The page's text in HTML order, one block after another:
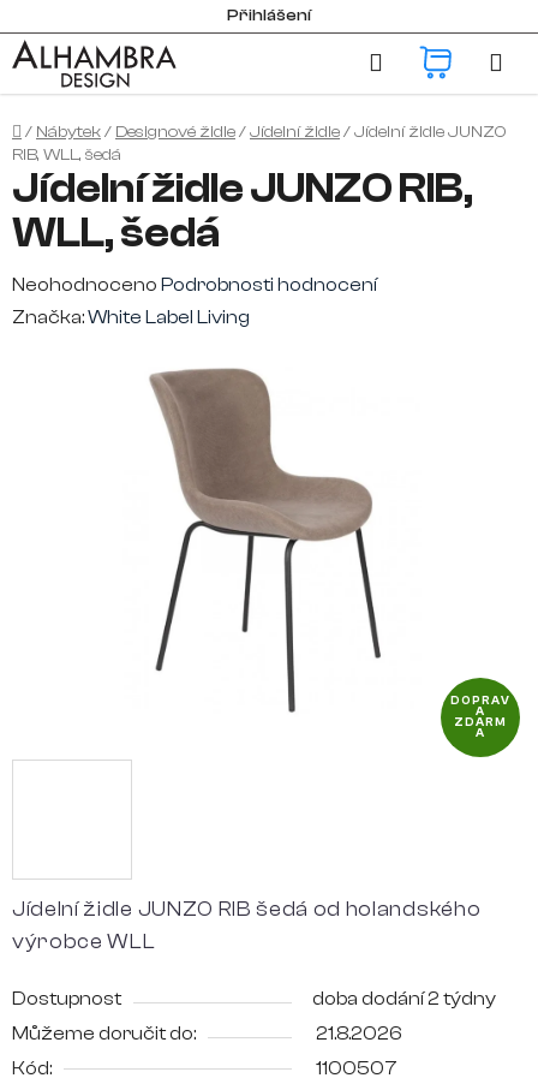
na
obsah
Přihlášení
Hledat
Domů
/ Nábytek/ Designové židle/Jídelní židle/Jídelní židle JUNZO
RIB, WLL, šedá
Jídelní židle JUNZO RIB šedá od holandského
výrobce WLL
Dostupnost
doba dodání 2 týdny
Můžeme doručit do:
21.8.2026
Kód:
1100507
Jídelní židle JUNZO RIB,
WLL, šedá
Průměrné
hodnocení
Neohodnoceno Podrobnosti hodnocení
Značka:White Label Living
DOPRAV
A
ZDARM
A